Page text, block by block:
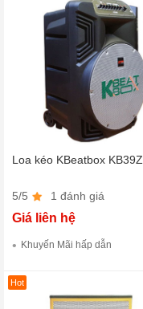
Loa kéo KBeatbox KB39Z
5/5 1 đánh giá
Giá liên hệ
Khuyến Mãi hấp dẫn
Hot